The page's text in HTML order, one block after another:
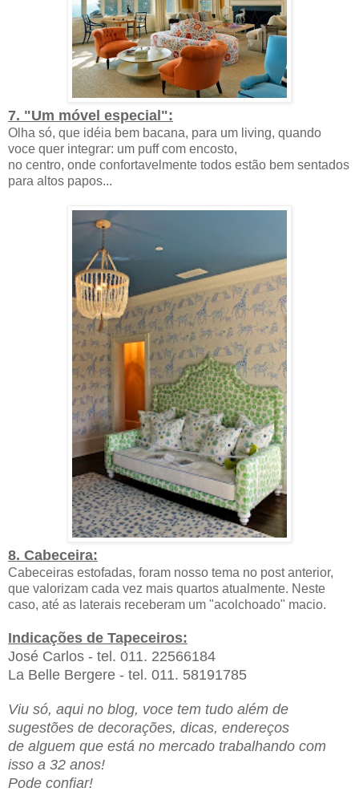
7. "Um móvel especial":
Olha só, que idéia bem bacana, para um living, quando
voce quer integrar: um puff com encosto,
no centro, onde confortavelmente todos estão bem sentados
para altos papos...
8. Cabeceira:
Cabeceiras estofadas, foram nosso tema no post anterior,
que valorizam cada vez mais quartos atualmente. Neste
caso, até as laterais receberam um "acolchoado" macio.
Indicações de Tapeceiros:
José Carlos - tel. 011. 22566184
La Belle Bergere - tel. 011. 58191785
Viu só, aqui no blog, voce tem tudo além de
sugestões de decorações, dicas, endereços
de alguem que está no mercado trabalhando com
isso a 32 anos!
Pode confiar!